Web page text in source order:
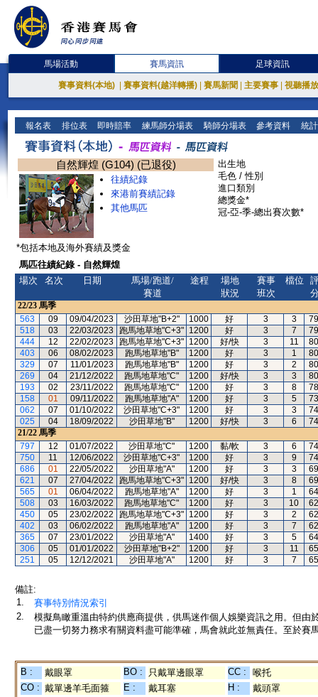
馬場活動 賽馬資訊 足球資訊
賽事資料(本地) 賽事資料(越洋轉播) 賽馬新聞 主要賽事 視聽播
報名表 排位表 即時賠率 練馬師分場表 騎師分場表 參考資料 統
自然輝煌 (G104) (已退役)
往績紀錄
來港前賽績記錄
其他馬匹
出生地
毛色 / 性別
進口類別
總獎金*
冠-亞-季-總出賽次數*
*包括本地及海外賽績及獎金
馬匹往績紀錄 - 自然輝煌
場次
名次 日期
馬場/跑道/
賽道
途程
場地
狀況
賽事
班次
檔位
22/23 馬季
563
09 09/04/2023 沙田草地"B+2" 1000 好 3 3
79
518
03 22/03/2023 跑馬地草地"C+3" 1200 好 3 7
79
444
12 22/02/2023 跑馬地草地"C+3" 1200 好/快 3 11
80
403
06 08/02/2023 跑馬地草地"B" 1200 好 3 1
80
329
07 11/01/2023 跑馬地草地"B" 1200 好 3 2
80
269
04 21/12/2022 跑馬地草地"C" 1200 好/快 3 3
80
193
02 23/11/2022 跑馬地草地"C" 1200 好 3 8
78
158
01 09/11/2022 跑馬地草地"A" 1200 好 3 5
73
062
07 01/10/2022 沙田草地"C+3" 1200 好 3 3
74
025
04 18/09/2022 沙田草地"B" 1200 好/快 3 6
74
21/22 馬季
797
12 01/07/2022 沙田草地"C" 1200 黏/軟 3 6
74
750
11 12/06/2022 沙田草地"C+3" 1200 好 3 9
74
686
01 22/05/2022 沙田草地"A" 1200 好 3 3
69
621
07 27/04/2022 跑馬地草地"C+3" 1200 好/快 3 8
69
565
01 06/04/2022 跑馬地草地"A" 1200 好 3 1
64
508
03 16/03/2022 跑馬地草地"C" 1200 好 3 10
62
450
05 23/02/2022 跑馬地草地"C+3" 1200 好 3 2
62
402
03 06/02/2022 跑馬地草地"A" 1200 好 3 7
62
365
07 23/01/2022 沙田草地"A" 1400 好 3 5
64
306
05 01/01/2022 沙田草地"B+2" 1200 好 3 11
65
251
05 12/12/2021 沙田草地"A" 1200 好 3 7 65
備註:
1.
賽事特別情況索引
2.
模擬鳥瞰重溫由特約供應商提供，供馬迷作個人娛樂資訊之用。但
已盡一切努力務求有關資料盡可能準確，馬會就此並無責任。至於賽
B : 戴眼罩 BO : 只戴單邊眼罩 CC :
喉托
CO : 戴單邊羊毛面箍 E : 戴耳塞 H :
戴頭罩